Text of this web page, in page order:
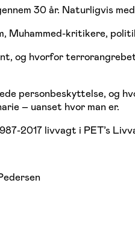
30 år. Naturligvis
Muhammed-kritikere,
og hvorfor
personbeskyttelse, og
– uanset hvor man er.
2017 livvagt i PET’s